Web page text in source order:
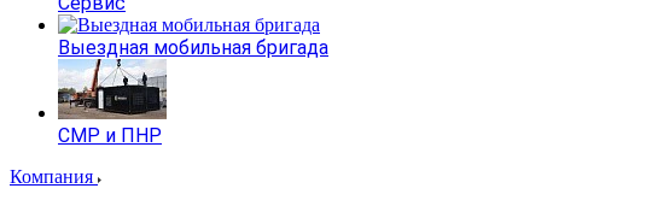
Выездная мобильная бригада
СМР и ПНР
Компания